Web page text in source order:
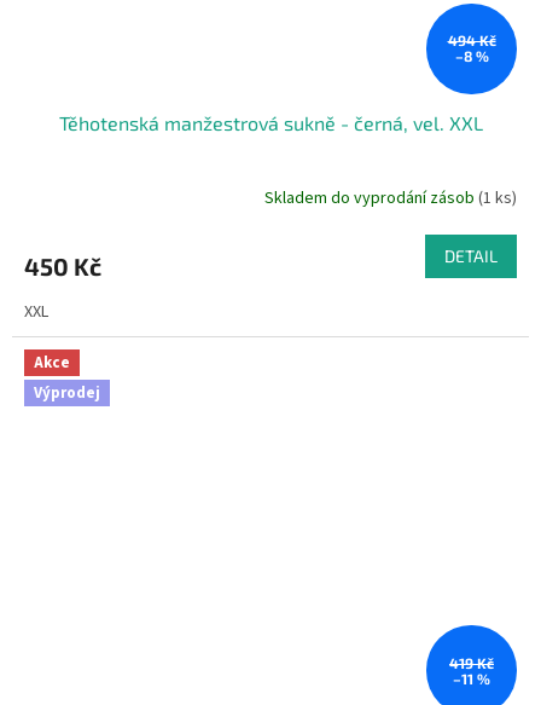
494 Kč
–8 %
Těhotenská manžestrová sukně - černá, vel. XXL
Skladem do vyprodání zásob (1 ks)
450 Kč DETAIL
XXL
Akce
Výprodej
419 Kč
–11 %